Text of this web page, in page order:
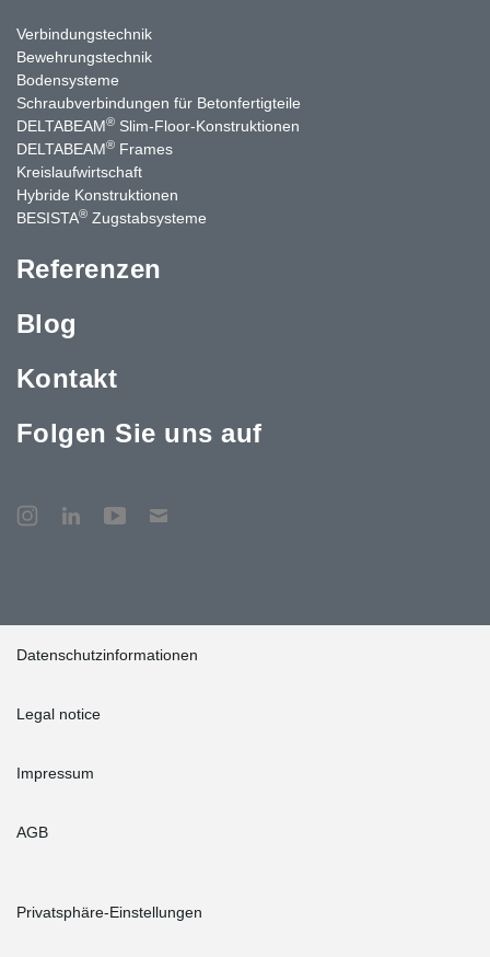
Verbindungstechnik
Bewehrungstechnik
Bodensysteme
Schraubverbindungen für Betonfertigteile
DELTABEAM® Slim-Floor-Konstruktionen
DELTABEAM® Frames
Kreislaufwirtschaft
Hybride Konstruktionen
BESISTA® Zugstabsysteme
Referenzen
Blog
Kontakt
Folgen Sie uns auf
Datenschutzinformationen
Legal notice
Impressum
AGB
Privatsphäre-Einstellungen